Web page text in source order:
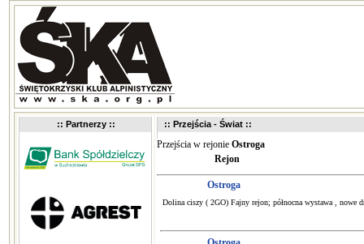
:: Partnerzy :: :: Przejścia - Świat ::
Przejścia w rejonie Ostroga
Rejon
Ostroga
Dolina ciszy ( 2GO) Fajny rejon; północna wystawa ,